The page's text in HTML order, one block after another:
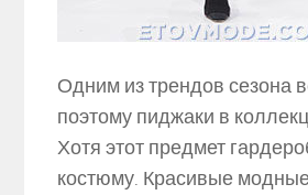
Одним из трендов сезона
поэтому пиджаки в
Хотя этот предмет
костюму. Красивые